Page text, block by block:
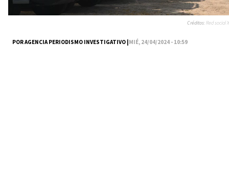
POR AGENCIA PERIODISMO INVESTIGATIVO |MIÉ, 24/04/2024 - 10:59
Créditos:Red social X